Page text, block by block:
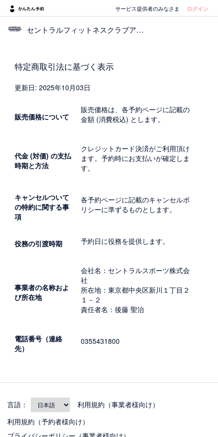
サービス提供者のみなさま ログイン
セントラルフィットネスクラブアルパーク（広島）
特定商取引法に基づく表示
更新日: 2025年10月03日
販売価格について
販売価格は、各予約ページに記載の
金額 (消費税込) とします。
代金 (対価) の支払
時期と方法
クレジットカード決済がご利用頂け
ます。予約時にお支払いが確定しま
す。
キャンセルついて
の特約に関する事
項
各予約ページに記載のキャンセルポ
リシーに準ずるものとします。
役務の引渡時期 予約日に役務を提供します。
事業者の名称およ
び所在地
会社名：セントラルスポーツ株式会
社
所在地：東京都中央区新川１丁目２
１－２
責任者名：後藤 聖治
電話番号（連絡
先）
0355431800
言語：
利用規約（事業者様向け）
利用規約（予約者様向け）